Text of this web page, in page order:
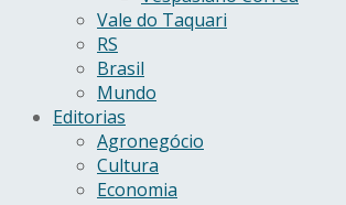
Vale do Taquari
RS
Brasil
Mundo
Editorias
Agronegócio
Cultura
Economia